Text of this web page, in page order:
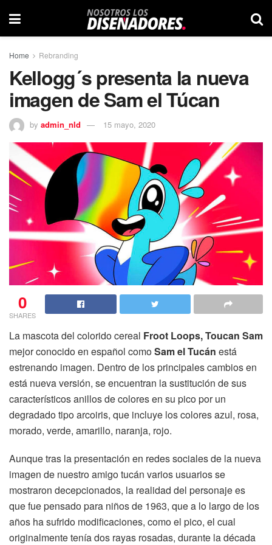
Home Rebranding
Kellogg´s presenta la nueva
imagen de Sam el Túcan
by admin_nld 15 mayo, 2020
0
SHARES
La mascota del colorido cereal Froot Loops,Toucan Sam
mejor conocido en español comoSam el Tucán está
estrenando imagen. Dentro de los principales cambios en
está nueva versión, se encuentran la sustitución de sus
característicos anillos de colores en su pico por un
degradado tipo arcoiris, que incluye los colores azul, rosa,
morado, verde, amarillo, naranja, rojo.
Aunque tras la presentación en redes sociales de la nueva
imagen de nuestro amigo tucán varios usuarios se
mostraron decepcionados, la realidad del personaje es
que fue pensado para niños de 1963, que a lo largo de los
años ha sufrido modificaciones, como el pico, el cual
originalmente tenía dos rayas rosadas, durante la década